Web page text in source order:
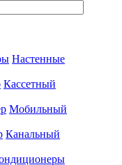
Настенные
Кассетный
Мобильный
Канальный